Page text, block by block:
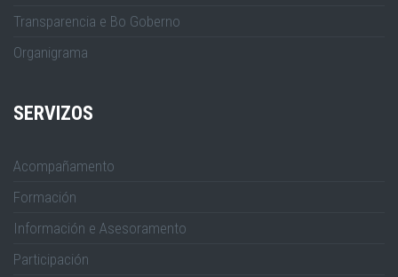
Transparencia e Bo Goberno
Organigrama
SERVIZOS
Acompañamento
Formación
Información e Asesoramento
Participación